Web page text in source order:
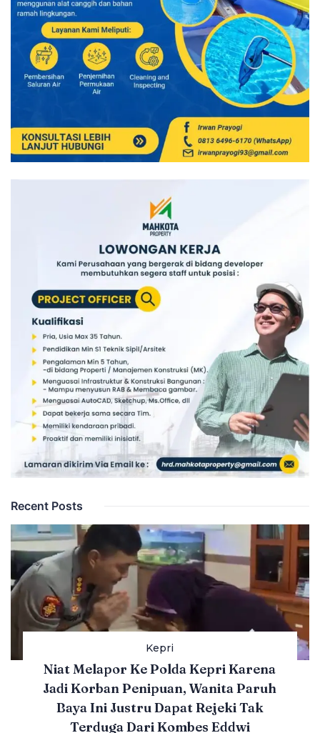
Recent Posts
Kepri
Niat Melapor Ke Polda Kepri Karena
Jadi Korban Penipuan, Wanita Paruh
Baya Ini Justru Dapat Rejeki Tak
Terduga Dari Kombes Eddwi